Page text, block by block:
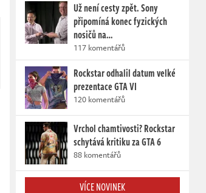
Už není cesty zpět. Sony
připomíná konec fyzických
nosičů na…
117 komentářů
Rockstar odhalil datum velké
prezentace GTA VI
120 komentářů
Vrchol chamtivosti? Rockstar
schytává kritiku za GTA 6
88 komentářů
VÍCE NOVINEK